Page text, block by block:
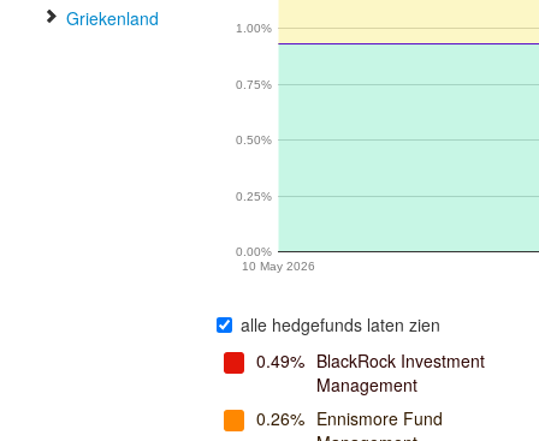
Griekenland
10 May 2026
0.00%
0.25%
0.50%
0.75%
1.00%
alle hedgefunds laten zien
0.49% BlackRock Investment
Management
0.26% Ennismore Fund